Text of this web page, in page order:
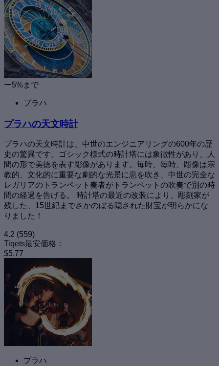
ー5%まで
プラハ
プラハの天文時計
プラハの天文時計は、中世のエンジニアリングの600年の歴
史の驚異です。ゴシック様式の時計塔には象徴性があり、人
間の形で美徳を表す彫像があります。毎時、毎時、彫像は宗
教的、文化的に重要な劇的な光景に息を吹き、中世の完全な
レガリアのトランペット奏者がトランペットの吹奏で別の時
間の経過を告げる。 時計塔の最近の改装により、彫刻家が
残した、15世紀までさかのぼる隠された財宝が明らかにな
りました！
4.2 (559)
Tiqets最安価格：
$5.77
プラハ